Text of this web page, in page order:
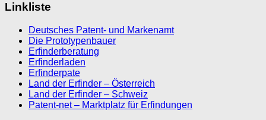
Linkliste
Deutsches Patent- und Markenamt
Die Prototypenbauer
Erfinderberatung
Erfinderladen
Erfinderpate
Land der Erfinder – Österreich
Land der Erfinder – Schweiz
Patent-net – Marktplatz für Erfindungen